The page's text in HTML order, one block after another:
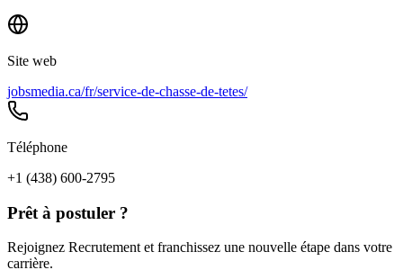
Site web
jobsmedia.ca/fr/service-de-chasse-de-tetes/
Téléphone
+1 (438) 600-2795
Prêt à postuler ?
Rejoignez Recrutement et franchissez une nouvelle étape dans votre
carrière.